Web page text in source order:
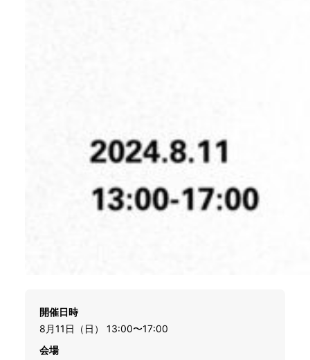
開催日時
8月11日（日） 13:00〜17:00
会場